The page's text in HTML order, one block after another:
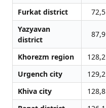
Furkat district
72,5
Yazyavan
district
87,9
Khorezm region 128,2
Urgench city
129,2
Khiva city
128,8